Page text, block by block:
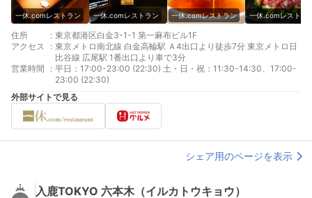
一休.comレストラン 一休.comレストラン 一休.comレストラン 一休.comレストラ
住所 : 東京都港区白金3-1-1 第一麻布ビル1F
アクセス
: 東京メトロ南北線 白金高輪駅 Ａ4出口より徒歩7分 東京メトロ日
比谷線 広尾駅 1番出口より車で3分
営業時間
: 平日：17:00-23:00 (22:30) 土・日・祝：11:30-14:30、17:00-
23:00 (22:30)
外部サイトで見る
シェア用のページを表示
入鹿TOKYO 六本木（イルカトウキョウ）